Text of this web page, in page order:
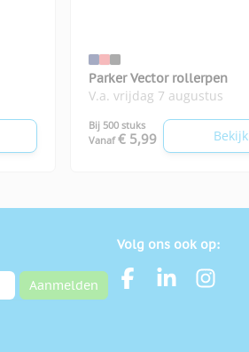
Parker Vector rollerpen
V.a. vrijdag 7 augustus
Bij 500 stuks
Vanaf € 5,99 Bekijk
Aanmelden
Volg ons ook op: